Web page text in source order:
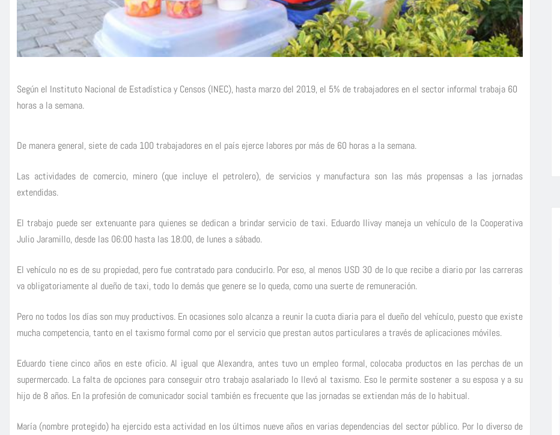
Según el Instituto Nacional de Estadística y Censos (INEC), hasta marzo del 2019, el 5% de trabajadores en el sector informal trabaja 60
horas a la semana.
De manera general, siete de cada 100 trabajadores en el país ejerce labores por más de 60 horas a la semana.
Las actividades de comercio, minero (que incluye el petrolero), de servicios y manufactura son las más propensas a las jornadas
extendidas.
El trabajo puede ser extenuante para quienes se dedican a brindar servicio de taxi. Eduardo Ilivay maneja un vehículo de la Cooperativa
Julio Jaramillo, desde las 06:00 hasta las 18:00, de lunes a sábado.
El vehículo no es de su propiedad, pero fue contratado para conducirlo. Por eso, al menos USD 30 de lo que recibe a diario por las carreras
va obligatoriamente al dueño de taxi, todo lo demás que genere se lo queda, como una suerte de remuneración.
Pero no todos los días son muy productivos. En ocasiones solo alcanza a reunir la cuota diaria para el dueño del vehículo, puesto que existe
mucha competencia, tanto en el taxismo formal como por el servicio que prestan autos particulares a través de aplicaciones móviles.
Eduardo tiene cinco años en este oficio. Al igual que Alexandra, antes tuvo un empleo formal, colocaba productos en las perchas de un
supermercado. La falta de opciones para conseguir otro trabajo asalariado lo llevó al taxismo. Eso le permite sostener a su esposa y a su
hijo de 8 años. En la profesión de comunicador social también es frecuente que las jornadas se extiendan más de lo habitual.
María (nombre protegido) ha ejercido esta actividad en los últimos nueve años en varias dependencias del sector público. Por lo diverso de